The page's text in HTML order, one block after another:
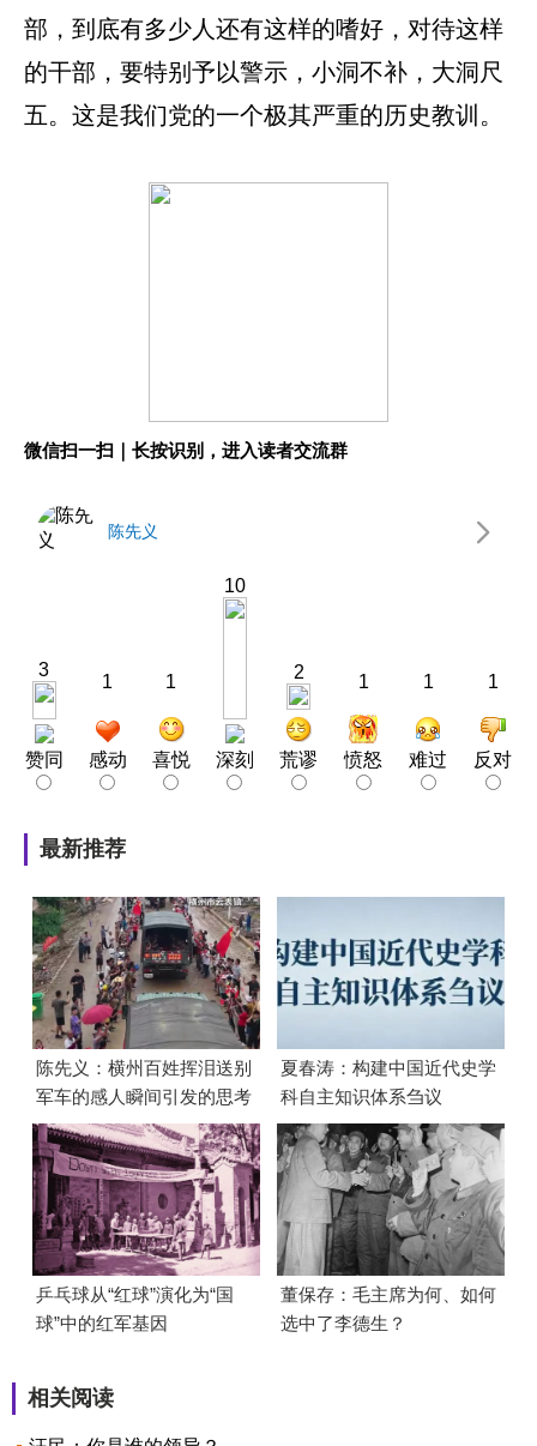
部，到底有多少人还有这样的嗜好，对待这样
的干部，要特别予以警示，小洞不补，大洞尺
五。这是我们党的一个极其严重的历史教训。
微信扫一扫｜长按识别，进入读者交流群
陈先义
3
赞同
1
感动
1
喜悦
10
深刻
2
荒谬
1
愤怒
1
难过
1
反对
最新推荐
陈先义：横州百姓挥泪送别
军车的感人瞬间引发的思考
夏春涛：构建中国近代史学
科自主知识体系刍议
乒乓球从“红球”演化为“国
球”中的红军基因
董保存：毛主席为何、如何
选中了李德生？
相关阅读